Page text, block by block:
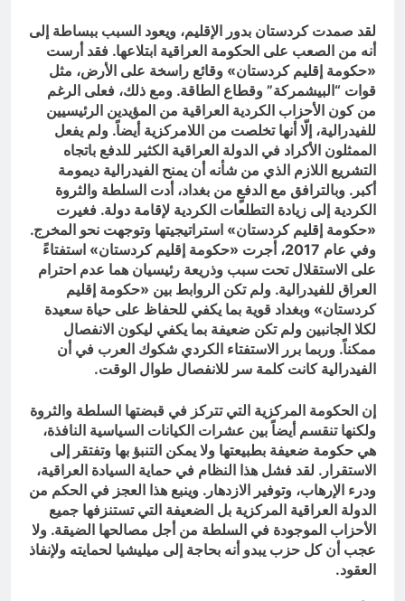
لقد صمدت كردستان بدور الإقليم، ويعود السبب ببساطة إلى
أنه من الصعب على الحكومة العراقية ابتلاعها. فقد أرست
«حكومة إقليم كردستان» وقائع راسخة على الأرض، مثل
قوات “البيشمركة” وقطاع الطاقة. ومع ذلك، فعلى الرغم
من كون الأحزاب الكردية العراقية من المؤيدين الرئيسيين
للفيدرالية، إلّا أنها تخلصت من اللامركزية أيضاً. ولم يفعل
الممثلون الأكراد في الدولة العراقية الكثير للدفع باتجاه
التشريع اللازم الذي من شأنه أن يمنح الفيدرالية ديمومة
أكبر. وبالترافق مع الدفعٍ من بغداد، أدت السلطة والثروة
الكردية إلى زيادة التطلعات الكردية لإقامة دولة. فغيرت
«حكومة إقليم كردستان» استراتيجيتها وتوجهت نحو المخرج.
وفي عام 2017، أجرت «حكومة إقليم كردستان» استفتاءً
على الاستقلال تحت سبب وذريعة رئيسيان هما عدم احترام
العراق للفيدرالية. ولم تكن الروابط بين «حكومة إقليم
كردستان» وبغداد قوية بما يكفي للحفاظ على حياة سعيدة
لكلا الجانبين ولم تكن ضعيفة بما يكفي ليكون الانفصال
ممكناً. وربما برر الاستفتاء الكردي شكوك العرب في أن
الفيدرالية كانت كلمة سر للانفصال طوال الوقت.
إن الحكومة المركزية التي تتركز في قبضتها السلطة والثروة
ولكنها تنقسم أيضاً بين عشرات الكيانات السياسية النافذة،
هي حكومة ضعيفة بطبيعتها ولا يمكن التنبؤ بها وتفتقر إلى
الاستقرار. لقد فشل هذا النظام في حماية السيادة العراقية،
ودرء الإرهاب، وتوفير الازدهار. وينبع هذا العجز في الحكم من
الدولة العراقية المركزية بل الضعيفة التي تستنزفها جميع
الأحزاب الموجودة في السلطة من أجل مصالحها الضيقة. ولا
عجب أن كل حزب يبدو أنه بحاجة إلى ميليشيا لحمايته ولإنفاذ
العقود.